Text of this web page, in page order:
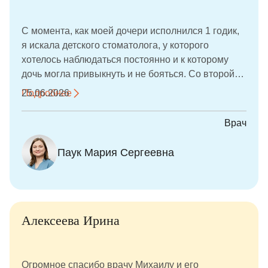
С момента, как моей дочери исполнился 1 годик,
я искала детского стоматолога, у которого
хотелось наблюдаться постоянно и к которому
дочь могла привыкнуть и не бояться. Со второй
попытки мы нашли своего врача - Марию
на профилактические осмотры, периодически
процедуру - фторирование зубов. Дочь перенесла
процедуру совершенно спокойно. За время
ребёнка, заинтересовать. Моё участие в
отвлечении ребёнка от процедуры совершенно
не потребовалось. Мария Сергеевна сама
всегда отвечает на все мои вопросы, при
Подробнее
25.06.2026
Врач
Паук Мария Сергеевна
Алексеева Ирина
Огромное спасибо врачу Михаилу и его